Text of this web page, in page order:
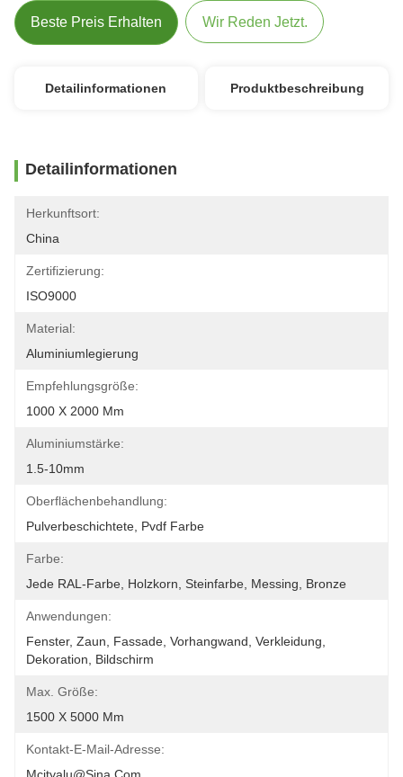
Beste Preis Erhalten Wir Reden Jetzt.
Detailinformationen Produktbeschreibung
Detailinformationen
Herkunftsort:
China
Zertifizierung:
ISO9000
Material:
Aluminiumlegierung
Empfehlungsgröße:
1000 X 2000 Mm
Aluminiumstärke:
1.5-10mm
Oberflächenbehandlung:
Pulverbeschichtete, Pvdf Farbe
Farbe:
Jede RAL-Farbe, Holzkorn, Steinfarbe, Messing, Bronze
Anwendungen:
Fenster, Zaun, Fassade, Vorhangwand, Verkleidung,
Dekoration, Bildschirm
Max. Größe:
1500 X 5000 Mm
Kontakt-E-Mail-Adresse: